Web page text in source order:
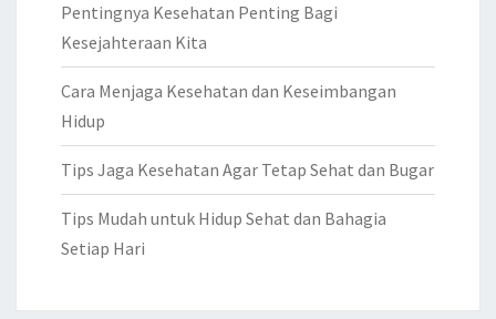
Pentingnya Kesehatan Penting Bagi
Kesejahteraan Kita
Cara Menjaga Kesehatan dan Keseimbangan
Hidup
Tips Jaga Kesehatan Agar Tetap Sehat dan Bugar
Tips Mudah untuk Hidup Sehat dan Bahagia
Setiap Hari